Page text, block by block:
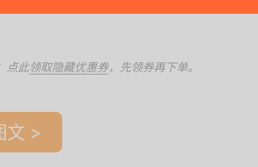
点此领取隐藏优惠券，先领券再下单。
文 >